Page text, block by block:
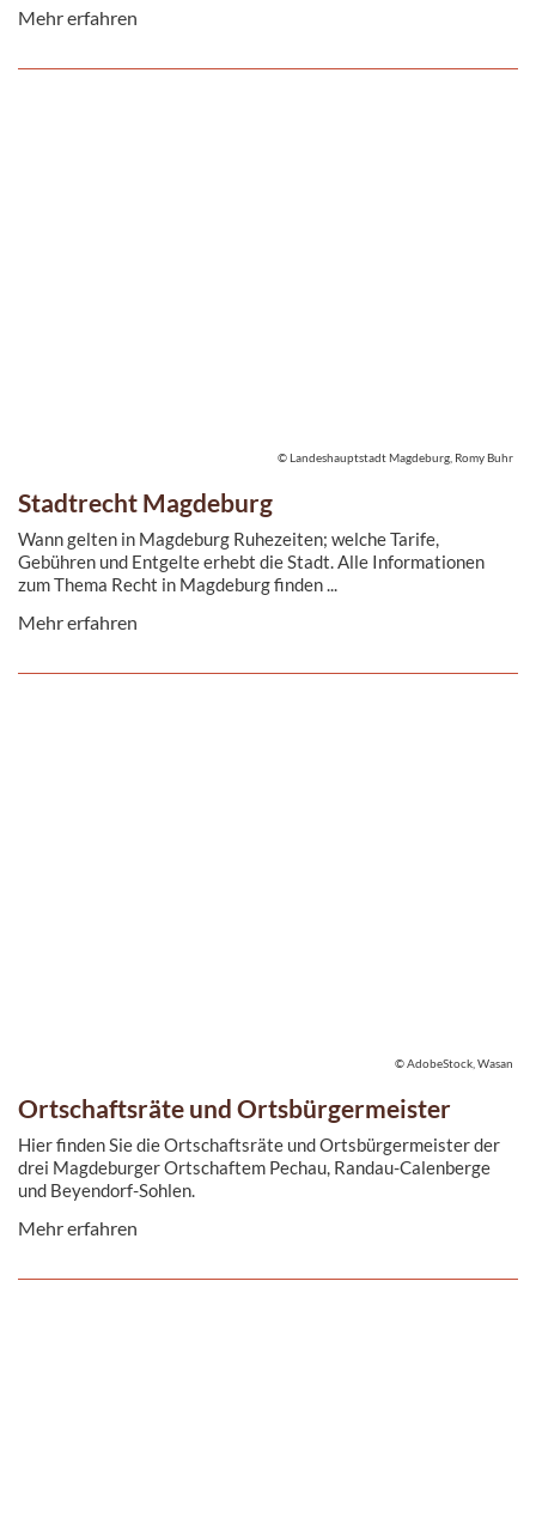
Mehr erfahren
Stadtrecht Magdeburg
Wann gelten in Magdeburg Ruhezeiten; welche Tarife,
Gebühren und Entgelte erhebt die Stadt. Alle Informationen
zum Thema Recht in Magdeburg finden ...
Mehr erfahren
© Landeshauptstadt Magdeburg, Romy Buhr
Ortschaftsräte und Ortsbürgermeister
Hier finden Sie die Ortschaftsräte und Ortsbürgermeister der
drei Magdeburger Ortschaftem Pechau, Randau-Calenberge
und Beyendorf-Sohlen.
Mehr erfahren
© AdobeStock, Wasan